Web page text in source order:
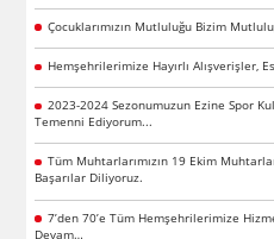
Çocuklarımızın Mutluluğu Bizim
Hemşehrilerimize Hayırlı Alışverişler,
2023-2024 Sezonumuzun Ezine Spor
Temenni Ediyorum...
Tüm Muhtarlarımızın 19 Ekim
Başarılar Diliyoruz.
7’den 70’e Tüm Hemşehrilerimize
Devam…